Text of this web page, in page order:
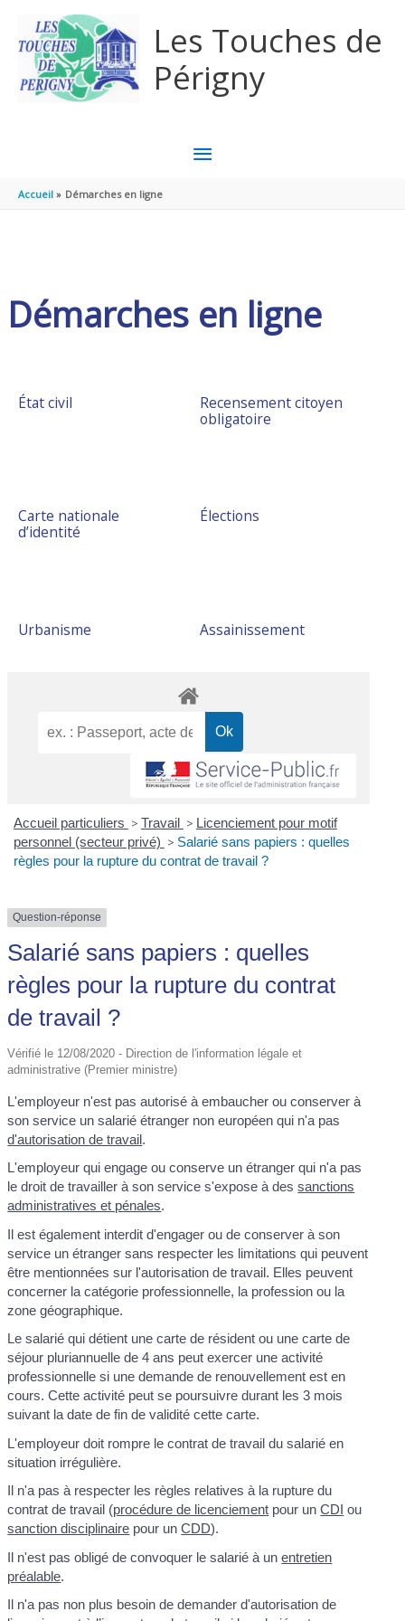
Les Touches de
Périgny
MENU
Accueil Démarches en ligne
Démarches en ligne
État civil
Recensement citoyen
obligatoire
Carte nationale
d’identité
Élections
Urbanisme Assainissement
Accueil particuliers > Travail > Licenciement pour motif
personnel (secteur privé) > Salarié sans papiers : quelles
règles pour la rupture du contrat de travail ?
Question-réponse
Salarié sans papiers : quelles
règles pour la rupture du contrat
de travail ?
Vérifié le 12/08/2020 - Direction de l'information légale et
administrative (Premier ministre)
L'employeur n'est pas autorisé à embaucher ou conserver à
son service un salarié étranger non européen qui n'a pas
d'autorisation de travail.
L'employeur qui engage ou conserve un étranger qui n'a pas
le droit de travailler à son service s'expose à dessanctions
administratives et pénales.
Il est également interdit d'engager ou de conserver à son
service un étranger sans respecter les limitations qui peuvent
être mentionnées sur l'autorisation de travail. Elles peuvent
concerner la catégorie professionnelle, la profession ou la
zone géographique.
Le salarié qui détient une carte de résident ou une carte de
séjour pluriannuelle de 4 ans peut exercer une activité
professionnelle si une demande de renouvellement est en
cours. Cette activité peut se poursuivre durant les 3 mois
suivant la date de fin de validité cette carte.
L'employeur doit rompre le contrat de travail du salarié en
situation irrégulière.
Il n'a pas à respecter les règles relatives à la rupture du
contrat de travail (procédure de licenciement pour unCDI ou
sanction disciplinaire pour unCDD).
Il n'est pas obligé de convoquer le salarié à unentretien
préalable.
Il n'a pas non plus besoin de demander d'autorisation de